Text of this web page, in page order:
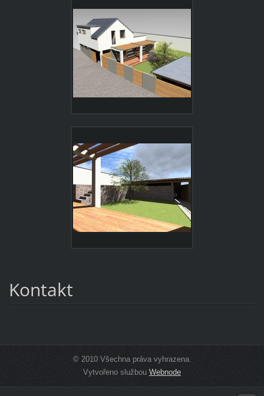
Kontakt
© 2010 Všechna práva vyhrazena.
Vytvořeno službouWebnode